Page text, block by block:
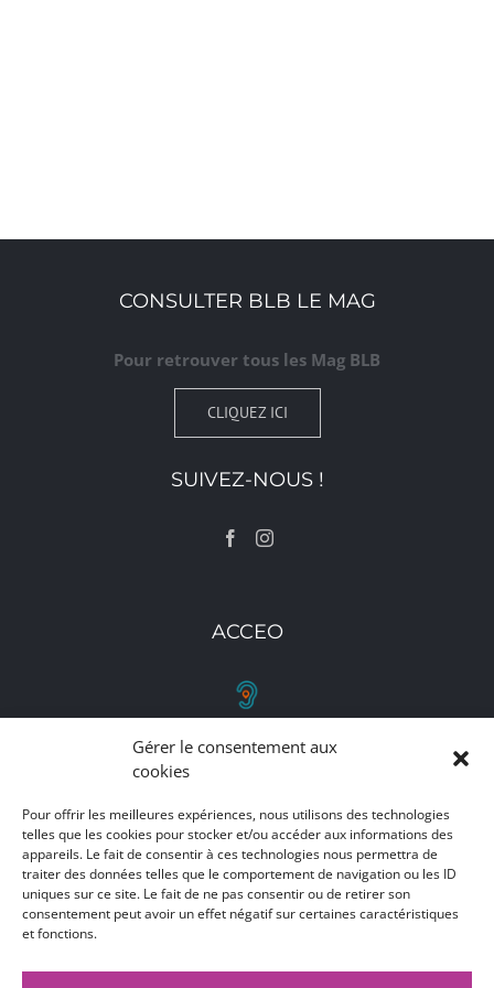
Gérer le consentement aux
cookies
Pour offrir les meilleures expériences, nous utilisons des technologies
telles que les cookies pour stocker et/ou accéder aux informations des
appareils. Le fait de consentir à ces technologies nous permettra de
traiter des données telles que le comportement de navigation ou les ID
uniques sur ce site. Le fait de ne pas consentir ou de retirer son
consentement peut avoir un effet négatif sur certaines caractéristiques
et fonctions.
CONSULTER BLB LE MAG
Pour retrouver tous les Mag BLB
CLIQUEZ ICI
SUIVEZ-NOUS !
ACCEO
RETROUVEZ-NOUS
Toutes nos adresses, coordonnées et horaires
d'ouverture
CLIQUEZ ICI